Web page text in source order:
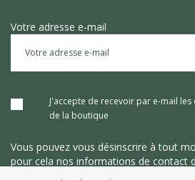
Votre adresse e-mail
J'accepte de recevoir par e-mail
de la boutique
Vous pouvez vous désinscrire à tout
pour cela nos informations de contact